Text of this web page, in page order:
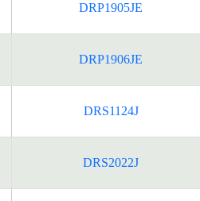
DRP1905JE
DRP1906JE
DRS1124J
DRS2022J